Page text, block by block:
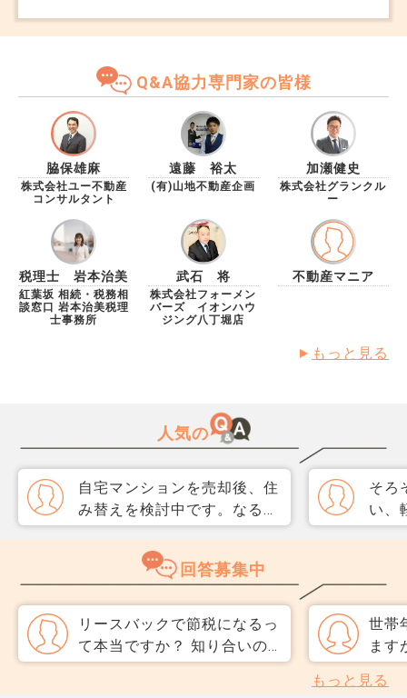
どを考慮すると、土地の価格を見てもらってそれ次第で
だ相談したところ単純に良い価格なんで売りますという
訳もいかなく、相続問題が大変とお聴きしました。今の
家の名義は祖母ですが、認知が進んでおり、しばらく会
ってないのでどれくらいか分かりません。自分の名前は
言えても住所を言うことや家を売ってもいいかの了承は
答えられない可能性が高いです。あまり良い話ではない
ですが亡くなった場合母に引き継がれると思うので今個
人的に悩んでるかつ二人で住むには広すぎると思い相談
しました。
Q&A協力専門家の皆様
脇保雄麻
株式会社ユー不動産
コンサルタント
遠藤 裕太
(有)山地不動産企画
加瀬健史
株式会社グランクル
ー
税理士 岩本治美
紅葉坂 相続・税務相
談窓口 岩本治美税理
士事務所
武石 将
株式会社フォーメン
バーズ イオンハウ
ジング八丁堀店
不動産マニア
もっと見る
人気の
自宅マンションを売却後、住
み替えを検討中です。なるべ
く3か月以内に売却をしたい
のですが、一般媒介と専任媒
介で迷っています。 窓口は
だと思うのですが、友人には
専任をおすすめされました。
それぞれメリットデメリット
そろ
い、
取り
直、
のか
だ、
スコ
回答募集中
リースバックで節税になるっ
て本当ですか？ 知り合いの
税理士に「リースバックを活
世帯
ます
め生
ンを
もっと見る